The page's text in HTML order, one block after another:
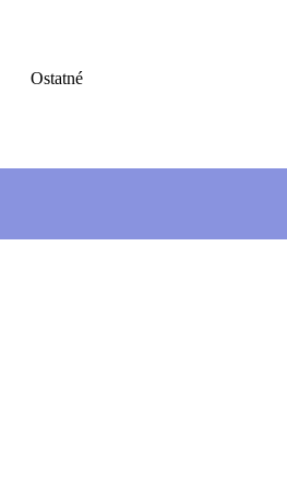
Ostatné